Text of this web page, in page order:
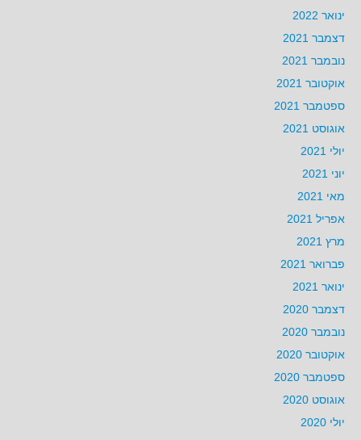
ינואר 2022
דצמבר 2021
נובמבר 2021
אוקטובר 2021
ספטמבר 2021
אוגוסט 2021
יולי 2021
יוני 2021
מאי 2021
אפריל 2021
מרץ 2021
פברואר 2021
ינואר 2021
דצמבר 2020
נובמבר 2020
אוקטובר 2020
ספטמבר 2020
אוגוסט 2020
יולי 2020